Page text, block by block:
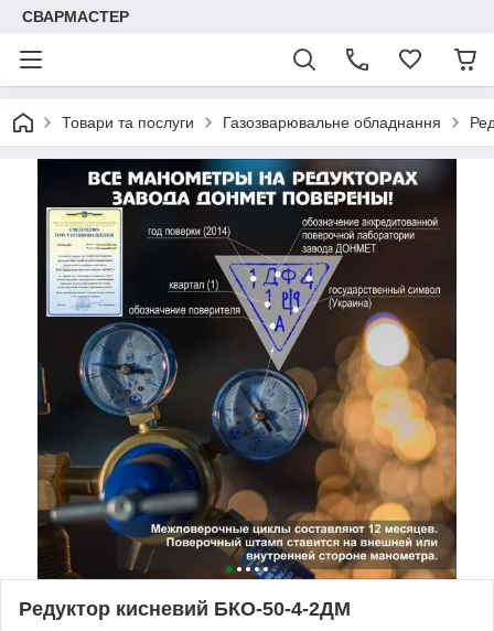
СВАРМАСТЕР
Товари та послуги Газозварювальне обладнання
Редуктор кисневий БКО-50-4-2ДМ